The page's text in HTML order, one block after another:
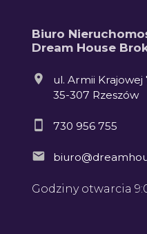
Biuro
Dream House
ul. Armii Krajowej
35-307 Rzeszów
730 956 755
Godziny otwarcia